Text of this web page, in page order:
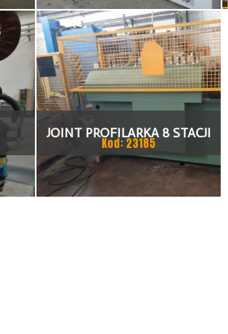
JOINT PROFILARKA 8 STACJI
Kod: 23185